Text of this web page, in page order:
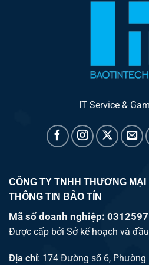
IT Service &
CÔNG TY TNHH THƯƠNG MẠI
THÔNG TIN BẢO TÍN
Mã số doanh nghiệp:
Được cấp bởi Sở kế hoạch và
Địa chỉ: 174 Đường số 6,